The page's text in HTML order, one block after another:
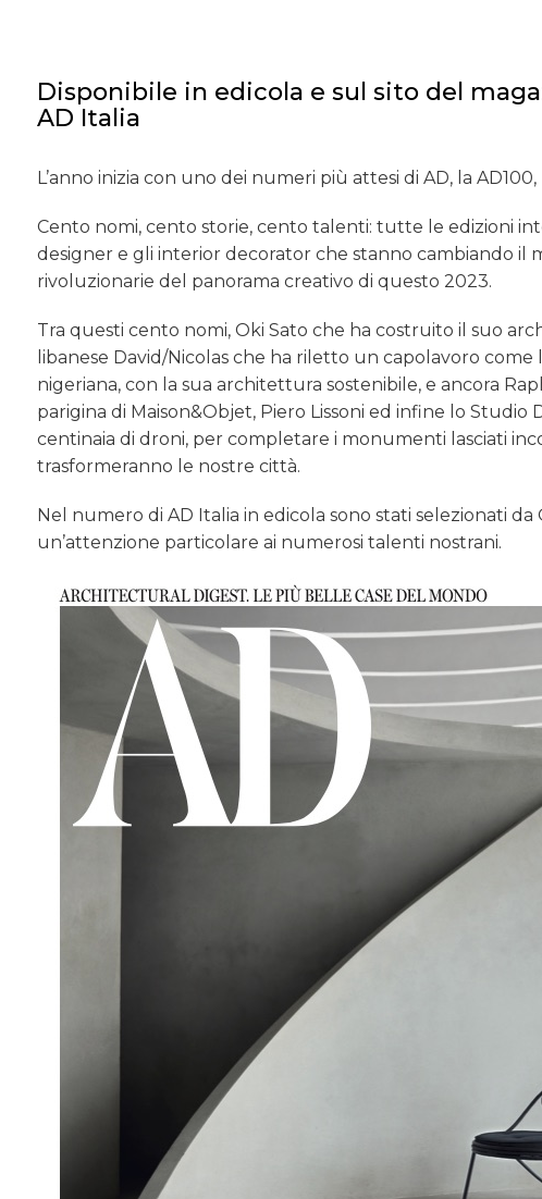
Disponibile in edicola e sul sito del
AD Italia
L’anno inizia con uno dei numeri più attesi di AD, la
Cento nomi, cento storie, cento talenti: tutte le edizioni
designer e gli interior decorator che stanno cambiando il
rivoluzionarie del panorama creativo di questo 2023.
Tra questi cento nomi, Oki Sato che ha costruito il suo
libanese David/Nicolas che ha riletto un capolavoro come
nigeriana, con la sua architettura sostenibile, e ancora
parigina di Maison&Objet, Piero Lissoni ed infine lo
centinaia di droni, per completare i monumenti lasciati
trasformeranno le nostre città.
Nel numero di AD Italia in edicola sono stati selezionati
un’attenzione particolare ai numerosi talenti nostrani.